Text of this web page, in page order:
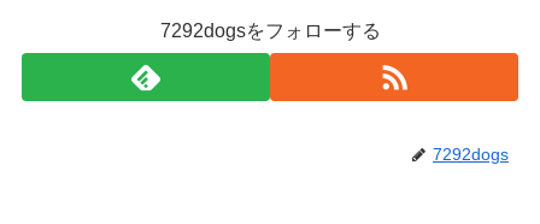
7292dogsをフォローする
7292dogs